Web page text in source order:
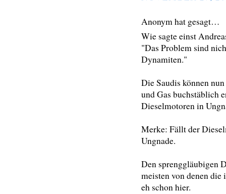
Anonym hat gesagt…
Wie sagte einst
"Das Problem sind
Dynamiten."
Die Saudis können
und Gas buchstäblich
Dieselmotoren in
Merke: Fällt der
Ungnade.
Den sprenggläubigen
meisten von denen
eh schon hier.